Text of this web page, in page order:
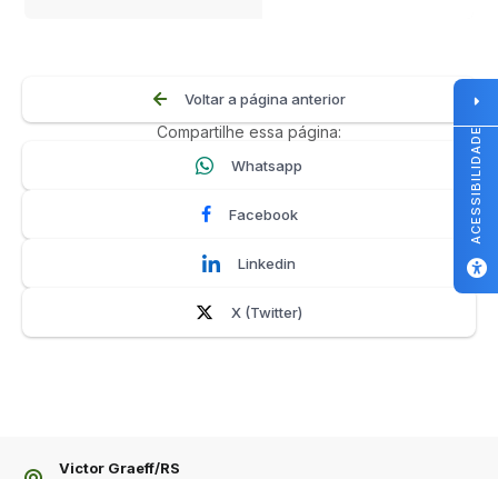
Voltar a página anterior
Compartilhe essa página:
Whatsapp
Facebook
Linkedin
X (Twitter)
Victor Graeff/RS
ACESSIBILIDADE